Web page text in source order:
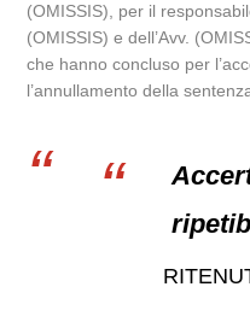
(OMISSIS), per il
(OMISSIS) e dell’Avv.
che hanno concluso per
l’annullamento della